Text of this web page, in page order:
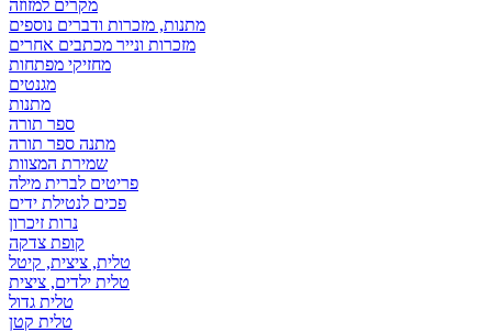
מקרים למזוזה
מתנות, מזכרות ודברים נוספים
מזכרות ונייר מכתבים אחרים
מחזיקי מפתחות
מגנטים
מתנות
ספר תורה
מתנה ספר תורה
שמירת המצוות
פריטים לברית מילה
פכים לנטילת ידים
נרות זיכרון
קופת צדקה
טלית, ציצית, קיטל
טלית ילדים, ציצית
טלית גדול
טלית קטן